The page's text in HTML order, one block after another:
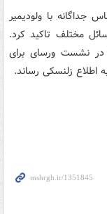
جداگانه با ولودیمیر
مختلف تاکید کرد.
در نشست ورسای برای
اطلاع زلنسکی رساند.